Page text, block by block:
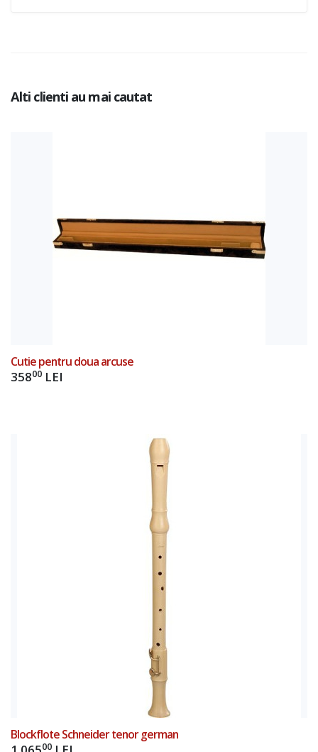
Alti clienti au mai cautat
Cutie pentru doua arcuse
35800 LEI
Blockflote Schneider tenor german
00
Add to Cart